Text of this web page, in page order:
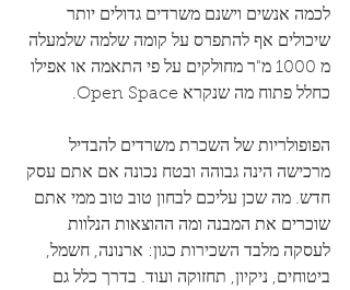
לכמה אנשים וישנם משרדים גדולים יותר
שיכולים אף להתפרס על קומה שלמה שלמעלה
מ 1000 מ"ר מחולקים על פי התאמה או אפילו
כחלל פתוח מה שנקרא Open Space.
הפופולריות של השכרת משרדים להבדיל
מרכישה הינה גבוהה ובטח נכונה אם אתם עסק
חדש. מה שכן עליכם לבחון טוב טוב ממי אתם
שוכרים את המבנה ומה ההוצאות הנלוות
לעסקה מלבד השכירות כגון: ארנונה, חשמל,
ביטוחים, ניקיון, תחזוקה ועוד. בדרך כלל גם